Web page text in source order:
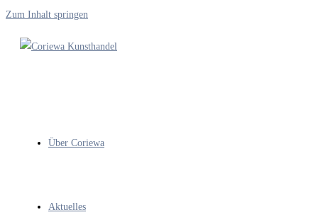
Zum Inhalt springen
Über Coriewa
Aktuelles